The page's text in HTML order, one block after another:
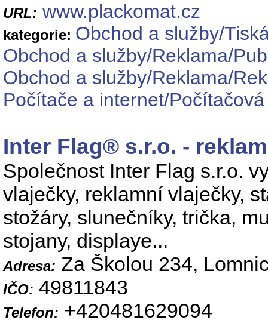
URL: www.plackomat.cz
kategorie: Obchod a služby/
Obchod a služby/Reklama/
Obchod a služby/Reklama/
Počítače a internet/
Inter Flag® s.r.o. -
Společnost Inter Flag s.r.o.
vlaječky, reklamní vlaječky,
stožáry, slunečníky, trička,
stojany, displaye...
Adresa: Za Školou 234,
IČO: 49811843
Telefon: +420481629094